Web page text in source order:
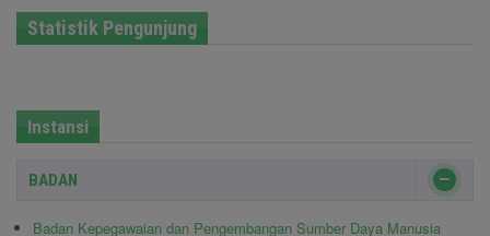
Statistik Pengunjung
Instansi
BADAN
Badan Kepegawaian dan Pengembangan Sumber Daya Manusia